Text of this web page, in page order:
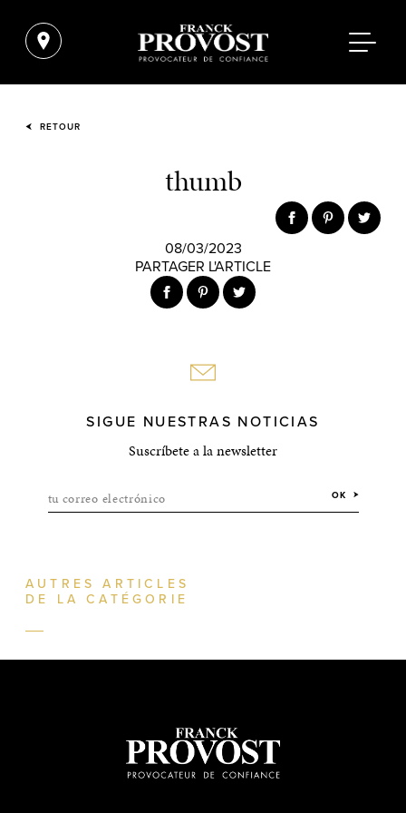
RETOUR
thumb
08/03/2023
PARTAGER L'ARTICLE
SIGUE NUESTRAS NOTICIAS
Suscríbete a la newsletter
tu correo electrónico OK
AUTRES ARTICLES
DE LA CATÉGORIE